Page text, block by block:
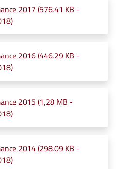
2017 (576,41 KB -
2016 (446,29 KB -
2015 (1,28 MB -
2014 (298,09 KB -